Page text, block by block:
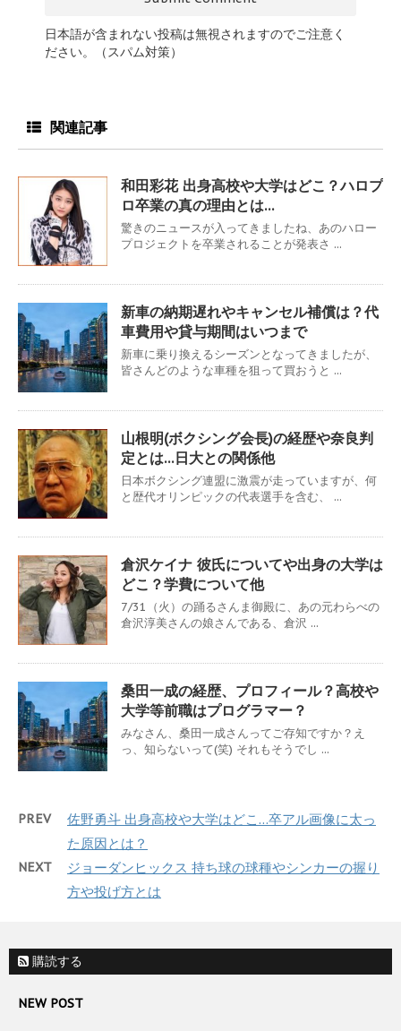
日本語が含まれない投稿は無視されますのでご注意く
ださい。（スパム対策）
関連記事
和田彩花 出身高校や大学はどこ？ハロプ
ロ卒業の真の理由とは…
驚きのニュースが入ってきましたね、あのハロー
プロジェクトを卒業されることが発表さ ...
新車の納期遅れやキャンセル補償は？代
車費用や貸与期間はいつまで
新車に乗り換えるシーズンとなってきましたが、
皆さんどのような車種を狙って買おうと ...
山根明(ボクシング会長)の経歴や奈良判
定とは…日大との関係他
日本ボクシング連盟に激震が走っていますが、何
と歴代オリンピックの代表選手を含む、 ...
倉沢ケイナ 彼氏についてや出身の大学は
どこ？学費について他
7/31（火）の踊るさんま御殿に、あの元わらべの
倉沢淳美さんの娘さんである、倉沢 ...
桑田一成の経歴、プロフィール？高校や
大学等前職はプログラマー？
みなさん、桑田一成さんってご存知ですか？え
っ、知らないって(笑) それもそうでし ...
PREV
佐野勇斗 出身高校や大学はどこ…卒アル画像に太っ
た原因とは？
NEXT
ジョーダンヒックス 持ち球の球種やシンカーの握り
方や投げ方とは
購読する
NEW POST